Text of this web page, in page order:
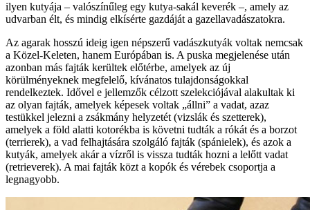
ilyen kutyája – valószínűleg egy kutya-sakál keverék –, amely az
udvarban élt, és mindig elkísérte gazdáját a gazellavadászatokra.
Az agarak hosszú ideig igen népszerű vadászkutyák voltak nemcsak
a Közel-Keleten, hanem Európában is. A puska megjelenése után
azonban más fajták kerültek előtérbe, amelyek az új
körülményeknek megfelelő, kívánatos tulajdonságokkal
rendelkeztek. Idővel e jellemzők célzott szelekciójával alakultak ki
az olyan fajták, amelyek képesek voltak „állni” a vadat, azaz
testükkel jelezni a zsákmány helyzetét (vizslák és szetterek),
amelyek a föld alatti kotorékba is követni tudták a rókát és a borzot
(terrierek), a vad felhajtására szolgáló fajták (spánielek), és azok a
kutyák, amelyek akár a vízről is vissza tudták hozni a lelőtt vadat
(retrieverek). A mai fajták közt a kopók és vérebek csoportja a
legnagyobb.